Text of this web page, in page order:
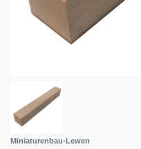
Miniaturenbau-Lewen